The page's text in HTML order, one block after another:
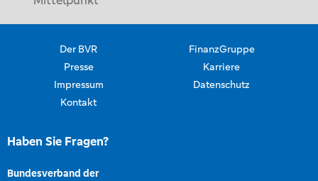
Der BVR
FinanzGruppe
Presse
Karriere
Impressum
Datenschutz
Kontakt
Haben Sie Fragen?
Bundesverband der